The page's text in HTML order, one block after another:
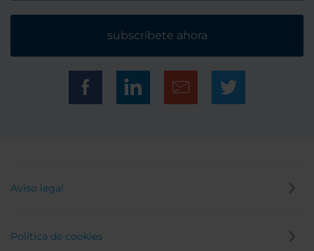
subscríbete ahora
Aviso legal
Política de cookies